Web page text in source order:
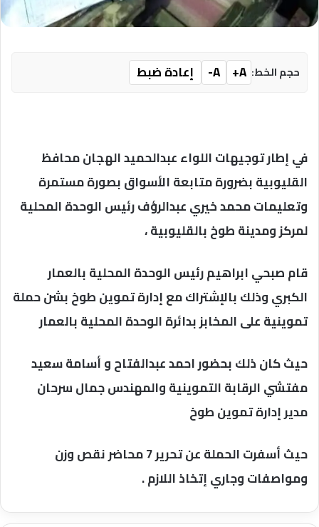
حجم الخط: A+
A- إعادة ضبط
في إطار توجيهات اللواء عبدالحميد الهجان محافظ
القليوبية بضرورة متابعة الأسواق بصورة مستمرة
وتعليمات محمد خيري عبدالرؤف رئيس الوحدة المحلية
لمركز ومدينة طوخ بالقليوبية ،
قام صبحي ابراهيم رئيس الوحدة المحلية بالعمار
الكبري وذلك بالإشتراك مع إدارة تموين طوخ بشن حملة
تموينية على المخابز بدائرة الوحدة المحلية بالعمار
حيث كان ذلك بحضور احمد عبدالفتاح و أسامة سعيد
مفتشي الرقابة التموينية والمهندس جمال سرحان
مدير إدارة تموين طوخ
حيث أسفرت الحملة عن تحرير 7 محاضر نقص وزن
ومواصفات وجاري إتخاذ اللازم .